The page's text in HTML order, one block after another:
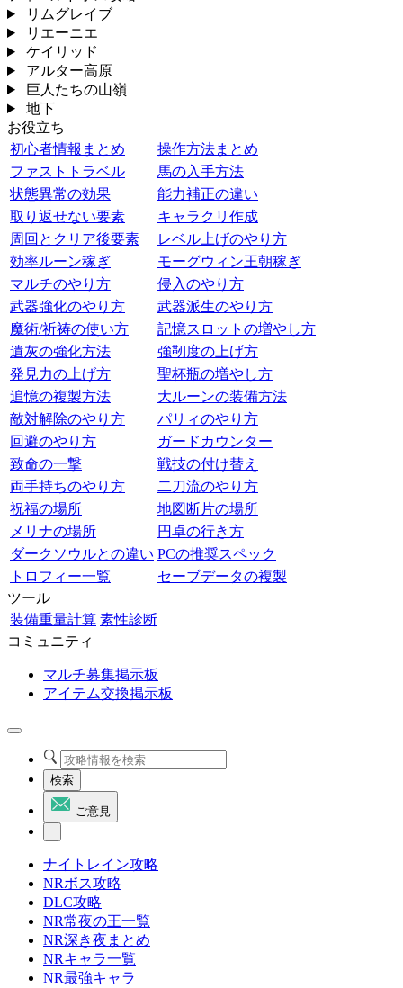
リムグレイブ
リエーニエ
ケイリッド
アルター高原
巨人たちの山嶺
地下
お役立ち
初心者情報まとめ
操作方法まとめ
ファストトラベル
馬の入手方法
状態異常の効果
能力補正の違い
取り返せない要素
キャラクリ作成
周回とクリア後要素
レベル上げのやり方
効率ルーン稼ぎ
モーグウィン王朝稼ぎ
マルチのやり方
侵入のやり方
武器強化のやり方
武器派生のやり方
魔術/祈祷の使い方
記憶スロットの増やし方
遺灰の強化方法
強靭度の上げ方
発見力の上げ方
聖杯瓶の増やし方
追憶の複製方法
大ルーンの装備方法
敵対解除のやり方
パリィのやり方
回避のやり方
ガードカウンター
致命の一撃
戦技の付け替え
両手持ちのやり方
二刀流のやり方
祝福の場所
地図断片の場所
メリナの場所
円卓の行き方
ダークソウルとの違い PCの推奨スペック
トロフィー一覧
セーブデータの複製
ツール
装備重量計算 素性診断
コミュニティ
マルチ募集掲示板
アイテム交換掲示板
検索
ご意見
ナイトレイン攻略
NRボス攻略
DLC攻略
NR常夜の王一覧
NR深き夜まとめ
NRキャラ一覧
NR最強キャラ